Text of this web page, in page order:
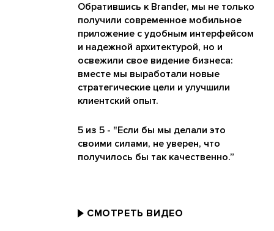
СМОТРЕТЬ ВИДЕО
Обратившись к Brander, мы не только
получили современное мобильное
приложение с удобным интерфейсом
и надежной архитектурой, но и
освежили свое видение бизнеса:
вместе мы выработали новые
стратегические цели и улучшили
клиентский опыт.
5 из 5 - "Если бы мы делали это
своими силами, не уверен, что
получилось бы так качественно.”